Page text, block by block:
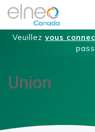
Veuillez vous
Union